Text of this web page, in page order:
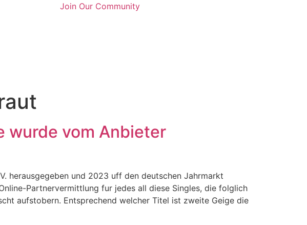
Join Our Community
wurde vom Anbieter
herausgegeben und 2023 uff den deutschen Jahrmarkt
Partnervermittlung fur jedes all diese Singles, die folglich
aufstobern. Entsprechend welcher Titel ist zweite Geige die